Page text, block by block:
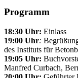
Programm
18:30 Uhr: Einlass
19:00 Uhr:
des Instituts für
19:05 Uhr:
Manfred Curbach,